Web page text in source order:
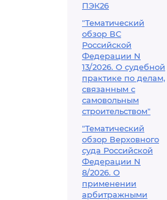
ПЭК26
"Тематический
обзор ВС
Российской
Федерации N
13/2026. О судебной
практике по делам,
связанным с
самовольным
строительством"
"Тематический
обзор Верховного
суда Российской
Федерации N
8/2026. О
применении
арбитражными